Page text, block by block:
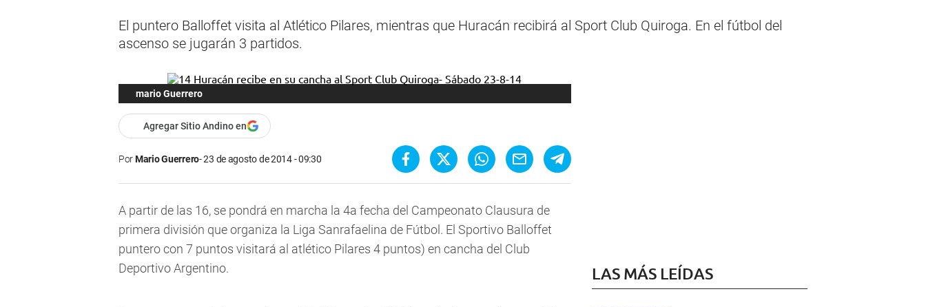
El puntero Balloffet visita al Atlético Pilares, mientras que Huracán recibirá al Sport Club Quiroga. En el fútbol del
ascenso se jugarán 3 partidos.
mario Guerrero
Agregar Sitio Andino en
PorMario Guerrero 23 de agosto de 2014 - 09:30
A partir de las 16, se pondrá en marcha la 4a fecha del Campeonato Clausura de
primera división que organiza la Liga Sanrafaelina de Fútbol. El Sportivo Balloffet
puntero con 7 puntos visitará al atlético Pilares 4 puntos) en cancha del Club
Deportivo Argentino.
LAS MÁS LEÍDAS